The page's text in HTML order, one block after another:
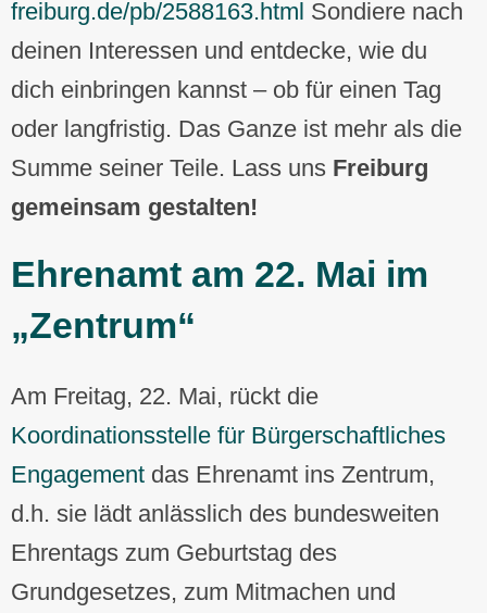
freiburg.de/pb/2588163.html Sondiere nach
deinen Interessen und entdecke, wie du
dich einbringen kannst – ob für einen Tag
oder langfristig. Das Ganze ist mehr als die
Summe seiner Teile. Lass uns Freiburg
gemeinsam gestalten!
Ehrenamt am 22. Mai im
„Zentrum“
Am Freitag, 22. Mai, rückt die
Koordinationsstelle für Bürgerschaftliches
Engagement das Ehrenamt ins Zentrum,
d.h. sie lädt anlässlich des bundesweiten
Ehrentags zum Geburtstag des
Grundgesetzes, zum Mitmachen und